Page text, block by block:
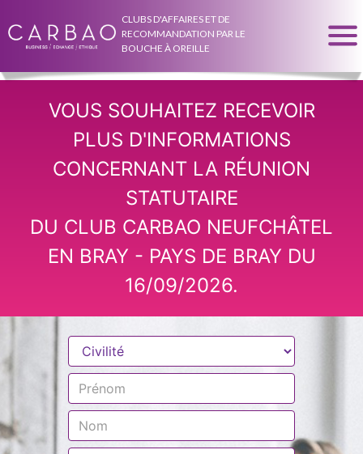
CLUBS D'AFFAIRES ET DE
RECOMMANDATION PAR LE
BOUCHE À OREILLE
VOUS SOUHAITEZ RECEVOIR
PLUS D'INFORMATIONS
CONCERNANT LA RÉUNION
STATUTAIRE
DU CLUB CARBAO NEUFCHÂTEL
EN BRAY - PAYS DE BRAY DU
16/09/2026.